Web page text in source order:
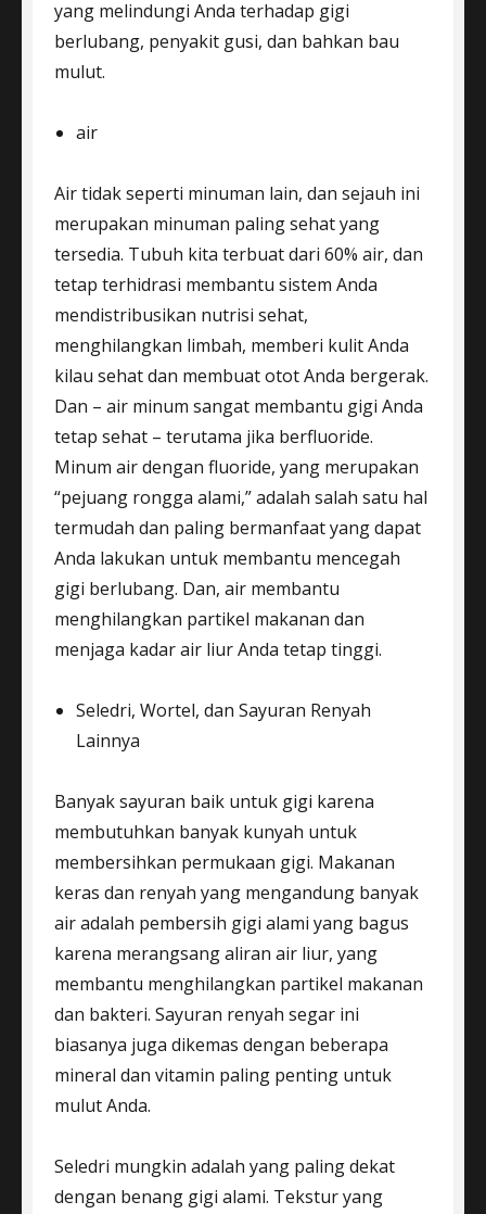
yang melindungi Anda terhadap gigi
berlubang, penyakit gusi, dan bahkan bau
mulut.
air
Air tidak seperti minuman lain, dan sejauh ini
merupakan minuman paling sehat yang
tersedia. Tubuh kita terbuat dari 60% air, dan
tetap terhidrasi membantu sistem Anda
mendistribusikan nutrisi sehat,
menghilangkan limbah, memberi kulit Anda
kilau sehat dan membuat otot Anda bergerak.
Dan – air minum sangat membantu gigi Anda
tetap sehat – terutama jika berfluoride.
Minum air dengan fluoride, yang merupakan
“pejuang rongga alami,” adalah salah satu hal
termudah dan paling bermanfaat yang dapat
Anda lakukan untuk membantu mencegah
gigi berlubang. Dan, air membantu
menghilangkan partikel makanan dan
menjaga kadar air liur Anda tetap tinggi.
Seledri, Wortel, dan Sayuran Renyah
Lainnya
Banyak sayuran baik untuk gigi karena
membutuhkan banyak kunyah untuk
membersihkan permukaan gigi. Makanan
keras dan renyah yang mengandung banyak
air adalah pembersih gigi alami yang bagus
karena merangsang aliran air liur, yang
membantu menghilangkan partikel makanan
dan bakteri. Sayuran renyah segar ini
biasanya juga dikemas dengan beberapa
mineral dan vitamin paling penting untuk
mulut Anda.
Seledri mungkin adalah yang paling dekat
dengan benang gigi alami. Tekstur yang